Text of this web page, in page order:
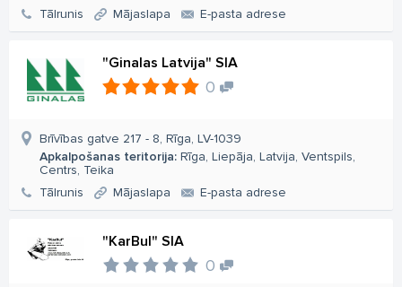
Tālrunis
Mājaslapa E-pasta adrese
"Ginalas Latvija" SIA
0
Brīvības gatve 217 - 8, Rīga, LV-1039
Apkalpošanas teritorija: Rīga, Liepāja, Latvija, Ventspils,
Centrs, Teika
Tālrunis
Mājaslapa E-pasta adrese
"KarBul" SIA
0